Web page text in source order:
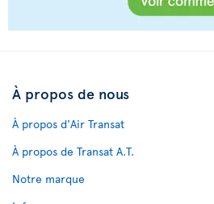
À propos de nous
À propos d'Air Transat
À propos de Transat A.T.
Notre marque